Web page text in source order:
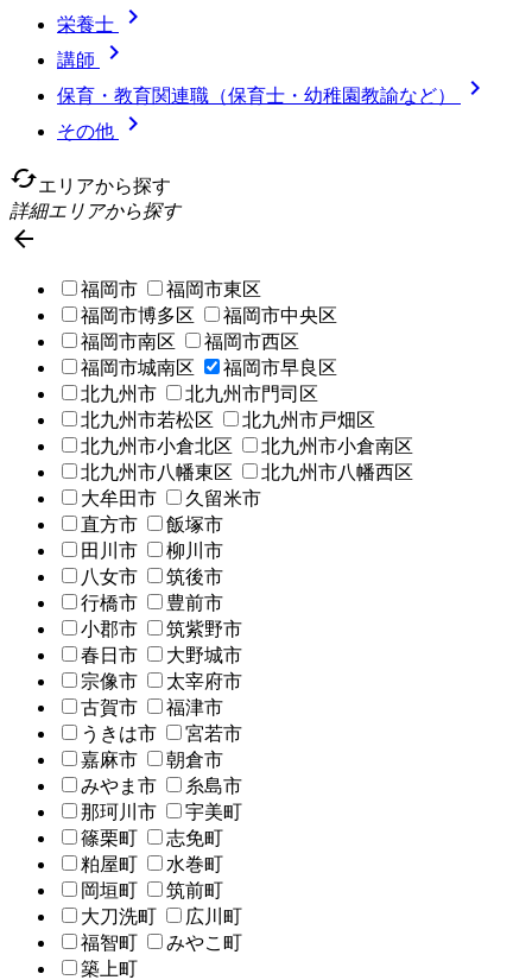
栄養士 
講師 
保育・教育関連職（保育士・幼稚園教諭など） 
その他

cachedエリアから探す
詳細エリアから探す

福岡市
福岡市東区
福岡市博多区
福岡市中央区
福岡市南区
福岡市西区
福岡市城南区
福岡市早良区
北九州市
北九州市門司区
北九州市若松区
北九州市戸畑区
北九州市小倉北区
北九州市小倉南区
北九州市八幡東区
北九州市八幡西区
大牟田市
久留米市
直方市
飯塚市
田川市
柳川市
八女市
筑後市
行橋市
豊前市
小郡市
筑紫野市
春日市
大野城市
宗像市
太宰府市
古賀市
福津市
うきは市
宮若市
嘉麻市
朝倉市
みやま市
糸島市
那珂川市
宇美町
篠栗町
志免町
粕屋町
水巻町
岡垣町
筑前町
大刀洗町
広川町
福智町
みやこ町
築上町